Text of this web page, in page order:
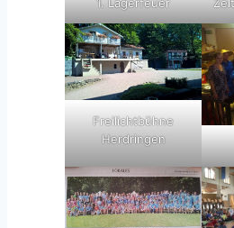
Freilichtbühne
Herdringen